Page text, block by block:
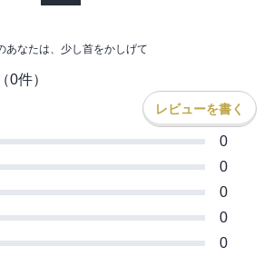
あなたは、少し首をかしげて
（0件）
レビューを書く
0
0
0
0
0